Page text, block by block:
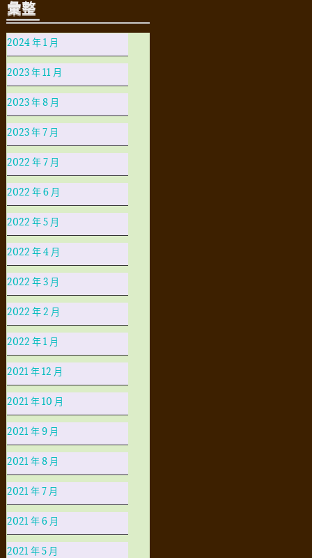
彙整
2024 年 1 月
2023 年 11 月
2023 年 8 月
2023 年 7 月
2022 年 7 月
2022 年 6 月
2022 年 5 月
2022 年 4 月
2022 年 3 月
2022 年 2 月
2022 年 1 月
2021 年 12 月
2021 年 10 月
2021 年 9 月
2021 年 8 月
2021 年 7 月
2021 年 6 月
2021 年 5 月